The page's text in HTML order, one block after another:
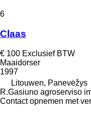
6
Claas
€ 100 Exclusief BTW
Maaidorser
1997
Litouwen, Panevėžys
R.Gasiuno agroserviso
Contact opnemen met